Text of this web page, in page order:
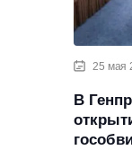
25 мая
В